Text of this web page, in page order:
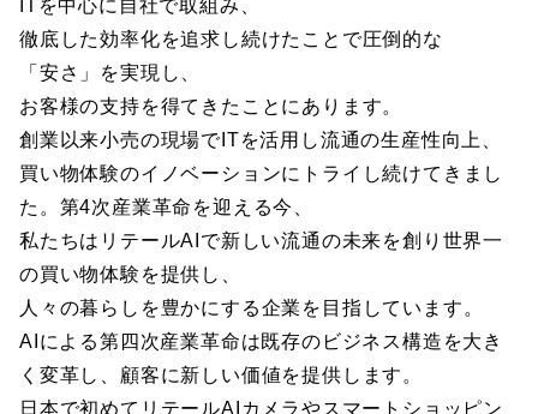
ITを中心に自社で取組み、
徹底した効率化を追求し続けたことで圧倒的な
「安さ」を実現し、
お客様の支持を得てきたことにあります。
創業以来小売の現場でITを活用し流通の生産性向上、
買い物体験のイノベーションにトライし続けてきまし
た。第4次産業革命を迎える今、
私たちはリテールAIで新しい流通の未来を創り世界一
の買い物体験を提供し、
人々の暮らしを豊かにする企業を目指しています。
AIによる第四次産業革命は既存のビジネス構造を大き
く変革し、顧客に新しい価値を提供します。
日本で初めてリテールAIカメラやスマートショッピン